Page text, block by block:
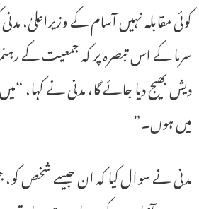
کوئی مقابلہ نہیں آسام کے وزیراعلیٰ، مدنی
سرما کے اس تبصرہ پر کہ جمعیت کے رہنما
دیش بھیج دیا جائے گا، مدنی نے
میں ہوں۔”
مدنی نے سوال کیا کہ ان جیسے شخص